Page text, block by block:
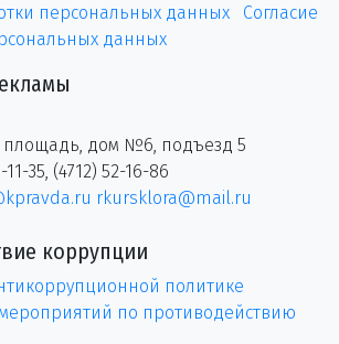
персональных данных
Согласие
данных
площадь, дом №6, подъезд 5
35, (4712) 52-16-86
rkursklora@mail.ru
коррупции
политике
по противодействию